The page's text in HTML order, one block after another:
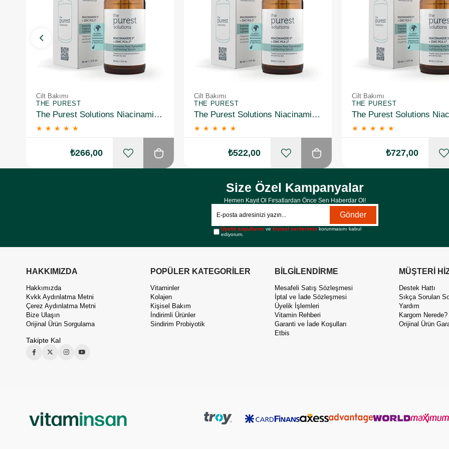
Cilt Bakımı
THE PUREST
The Purest Solutions Niacinamide 5% + Zinc Pca 1% Gözenek Sıkılaştırıcı Yüz Serumu 30 ml
★ ★ ★ ★ ★
₺266,00
Cilt Bakımı
THE PUREST
The Purest Solutions Niacinamide 5% + Zinc Pca 1% Gözenek Sıkılaştırıcı Yüz Serumu 30 ml 2 Adet
★ ★ ★ ★ ★
₺522,00
Cilt Bakımı
THE PUREST
★ ★ ★ ★ ★
₺727,00
Size Özel Kampanyalar
Hemen Kayıt Ol Fırsatlardan Önce Sen Haberdar Ol!
Gönder
Üyelik koşullarını vekişisel verilerimin korunmasını kabul
ediyorum.
HAKKIMIZDA
Hakkımızda
Kvkk Aydınlatma Metni
Çerez Aydınlatma Metni
Bize Ulaşın
Orijinal Ürün Sorgulama
Takipte Kal
POPÜLER KATEGORİLER
Vitaminler
Kolajen
Kişisel Bakım
İndirimli Ürünler
Sindirim Probiyotik
BİLGİLENDİRME
Mesafeli Satış Sözleşmesi
İptal ve İade Sözleşmesi
Üyelik İşlemleri
Vitamin Rehberi
Garanti ve İade Koşulları
Etbis
MÜŞTERİ
Destek Hattı
Sıkça Sorulan
Yardım
Kargom Nerede?
Orijinal Ürün